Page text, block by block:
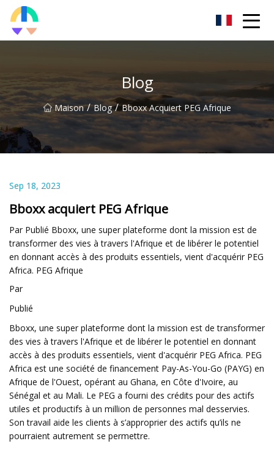
Blog
Maison / Blog / Bboxx Acquiert PEG Afrique
Sep 18, 2023
Bboxx acquiert PEG Afrique
Par Publié Bboxx, une super plateforme dont la mission est de
transformer des vies à travers l'Afrique et de libérer le potentiel
en donnant accès à des produits essentiels, vient d'acquérir PEG
Africa. PEG Afrique
Par
Publié
Bboxx, une super plateforme dont la mission est de transformer
des vies à travers l'Afrique et de libérer le potentiel en donnant
accès à des produits essentiels, vient d'acquérir PEG Africa. PEG
Africa est une société de financement Pay-As-You-Go (PAYG) en
Afrique de l'Ouest, opérant au Ghana, en Côte d'Ivoire, au
Sénégal et au Mali. Le PEG a fourni des crédits pour des actifs
utiles et productifs à un million de personnes mal desservies.
Son travail aide les clients à s’approprier des actifs qu’ils ne
pourraient autrement se permettre.